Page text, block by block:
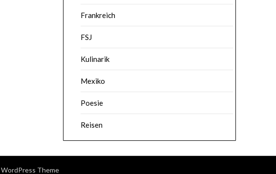
Frankreich
FSJ
Kulinarik
Mexiko
Poesie
Reisen
WordPress Theme